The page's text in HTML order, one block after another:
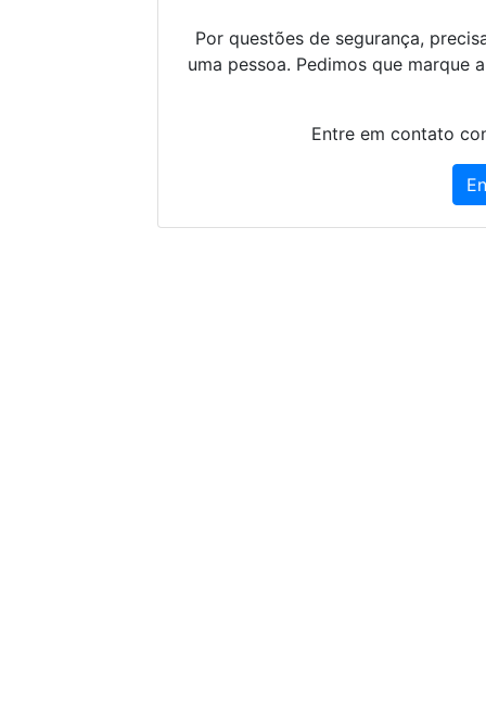
Por questões de segurança,
uma pessoa. Pedimos que marque
Entre em contato